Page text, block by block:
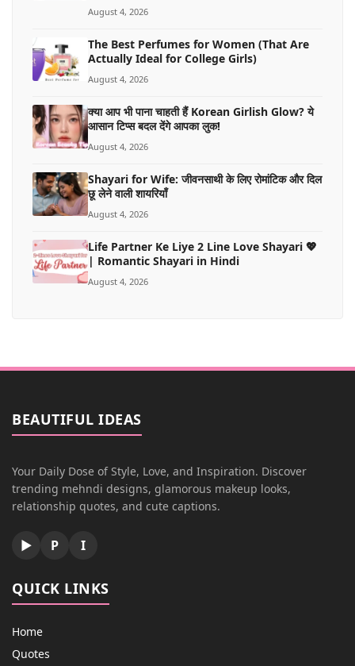
August 4, 2026
The Best Perfumes for Women (That Are
Actually Ideal for College Girls)
August 4, 2026
क्या आप भी पाना चाहती हैं Korean Girlish Glow? ये
आसान टिप्स बदल देंगे आपका लुक!
August 4, 2026
Shayari for Wife: जीवनसाथी के लिए रोमांटिक और दिल
छू लेने वाली शायरियाँ
August 4, 2026
Life Partner Ke Liye 2 Line Love Shayari 💖
| Romantic Shayari in Hindi
August 4, 2026
BEAUTIFUL IDEAS
Your Daily Dose of Style, Love, and Inspiration. Discover
trending mehndi designs, glamorous makeup looks,
relationship quotes, and cute captions.
▶ P I
QUICK LINKS
Home
Quotes